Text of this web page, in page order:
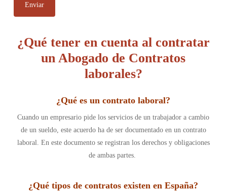
¿Qué tener en cuenta al contratar
un Abogado de Contratos
laborales?
¿Qué es un contrato laboral?
Cuando un empresario pide los servicios de un trabajador a cambio
de un sueldo, este acuerdo ha de ser documentado en un contrato
laboral. En este documento se registran los derechos y obligaciones
de ambas partes.
¿Qué tipos de contratos existen en España?